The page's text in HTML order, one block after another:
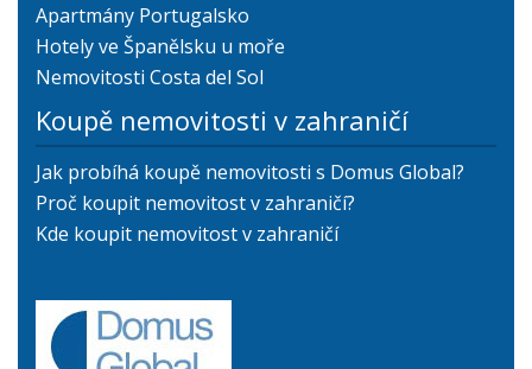
Apartmány Portugalsko
Hotely ve Španělsku u moře
Nemovitosti Costa del Sol
Koupě nemovitosti v zahraničí
Jak probíhá koupě nemovitosti s Domus Global?
Proč koupit nemovitost v zahraničí?
Kde koupit nemovitost v zahraničí